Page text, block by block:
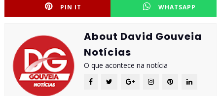
PIN IT WHATSAPP
About David Gouveia
Notícias
O que acontece na notícia